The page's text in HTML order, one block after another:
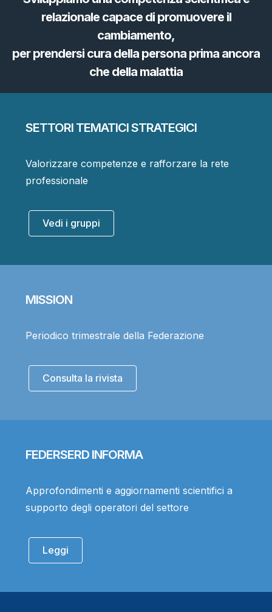
relazionale capace di promuovere il
cambiamento,
per prendersi cura della persona prima ancora
che della malattia
SETTORI TEMATICI STRATEGICI
Valorizzare competenze e rafforzare la rete
professionale
Vedi i gruppi
MISSION
Periodico trimestrale della Federazione
Consulta la rivista
FEDERSERD INFORMA
Approfondimenti e aggiornamenti scientifici a
supporto degli operatori del settore
Leggi